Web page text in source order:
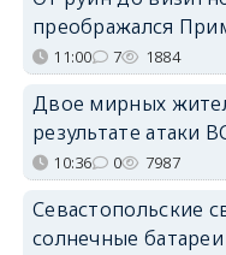
преображался
11:00 7 1884
Двое мирных
результате атаки
10:36 0 7987
Севастопольские
солнечные батареи